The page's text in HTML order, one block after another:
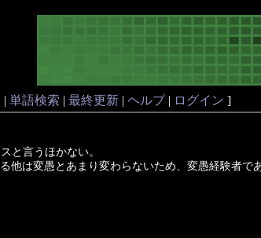
| 単語検索 | 最終更新 | ヘルプ| ログイン ]
と言うほかない。
は変愚とあまり変わらないため、変愚経験者で